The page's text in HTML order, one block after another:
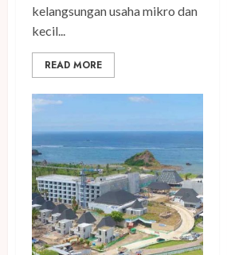
kelangsungan usaha mikro dan
kecil...
READ MORE